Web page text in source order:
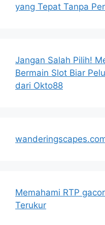
yang Tepat Tanpa
Jangan Salah Pilih!
Bermain Slot Biar
dari Okto88
Memahami RTP
Terukur